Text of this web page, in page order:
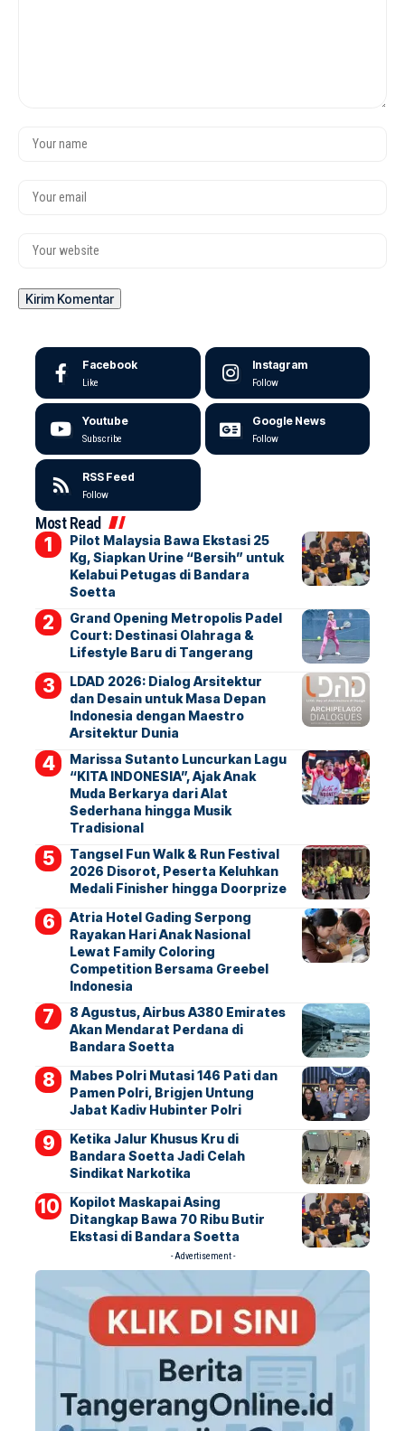
Facebook
Like
Instagram
Follow
Youtube
Subscribe
Google News
Follow
RSS Feed
Follow
Most Read
Pilot Malaysia Bawa Ekstasi 25
Kg, Siapkan Urine “Bersih” untuk
Kelabui Petugas di Bandara
Soetta
Grand Opening Metropolis Padel
Court: Destinasi Olahraga &
Lifestyle Baru di Tangerang
LDAD 2026: Dialog Arsitektur
dan Desain untuk Masa Depan
Indonesia dengan Maestro
Arsitektur Dunia
Marissa Sutanto Luncurkan Lagu
“KITA INDONESIA”, Ajak Anak
Muda Berkarya dari Alat
Sederhana hingga Musik
Tradisional
Tangsel Fun Walk & Run Festival
2026 Disorot, Peserta Keluhkan
Medali Finisher hingga Doorprize
Atria Hotel Gading Serpong
Rayakan Hari Anak Nasional
Lewat Family Coloring
Competition Bersama Greebel
Indonesia
8 Agustus, Airbus A380 Emirates
Akan Mendarat Perdana di
Bandara Soetta
Mabes Polri Mutasi 146 Pati dan
Pamen Polri, Brigjen Untung
Jabat Kadiv Hubinter Polri
Ketika Jalur Khusus Kru di
Bandara Soetta Jadi Celah
Sindikat Narkotika
Kopilot Maskapai Asing
Ditangkap Bawa 70 Ribu Butir
Ekstasi di Bandara Soetta
- Advertisement -